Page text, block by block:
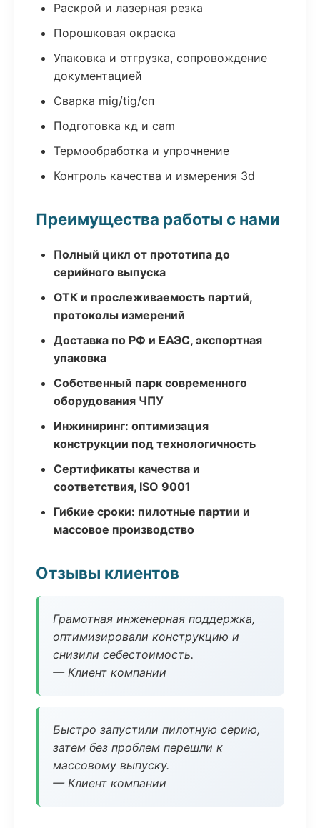
Раскрой и лазерная резка
Порошковая окраска
Упаковка и отгрузка, сопровождение
документацией
Сварка mig/tig/сп
Подготовка кд и cam
Термообработка и упрочнение
Контроль качества и измерения 3d
Преимущества работы с нами
Полный цикл от прототипа до
серийного выпуска
ОТК и прослеживаемость партий,
протоколы измерений
Доставка по РФ и ЕАЭС, экспортная
упаковка
Собственный парк современного
оборудования ЧПУ
Инжиниринг: оптимизация
конструкции под технологичность
Сертификаты качества и
соответствия, ISO 9001
Гибкие сроки: пилотные партии и
массовое производство
Отзывы клиентов
Грамотная инженерная поддержка,
оптимизировали конструкцию и
снизили себестоимость.
— Клиент компании
Быстро запустили пилотную серию,
затем без проблем перешли к
массовому выпуску.
— Клиент компании